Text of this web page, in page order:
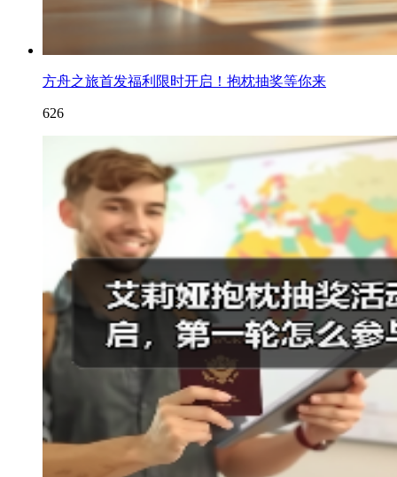
方舟之旅首发福利限时开启！抱枕抽奖等你来
626